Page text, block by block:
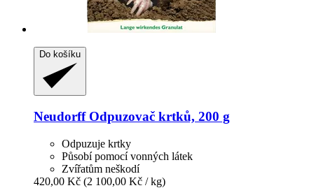
Do košíku
NeudorffOdpuzovač krtků, 200 g
Odpuzuje krtky
Působí pomocí vonných látek
Zvířatům neškodí
420,00 Kč (2 100,00 Kč / kg)